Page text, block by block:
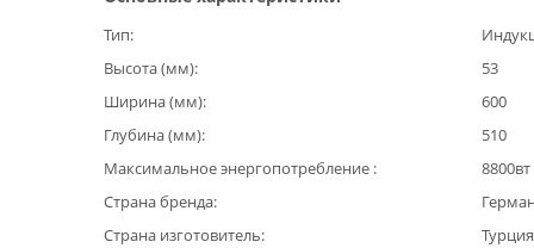
Тип
Высота (мм)
53
Ширина (мм)
600
Глубина (мм)
510
Максимальное энергопотребление
8800вт
Страна бренда
Страна изготовитель
Турция